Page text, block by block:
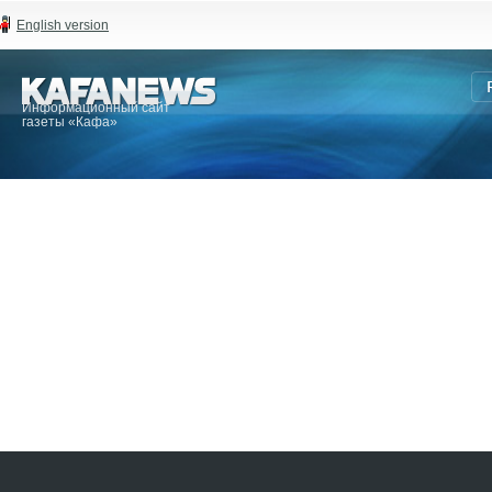
English version
Информационный сайт
газеты «Кафа»